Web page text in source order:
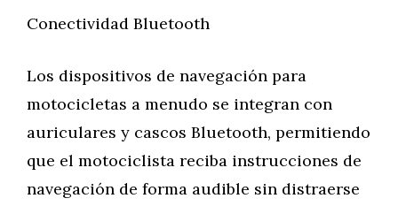
Conectividad Bluetooth
Los dispositivos de navegación para
motocicletas a menudo se integran con
auriculares y cascos Bluetooth, permitiendo
que el motociclista reciba instrucciones de
navegación de forma audible sin distraerse